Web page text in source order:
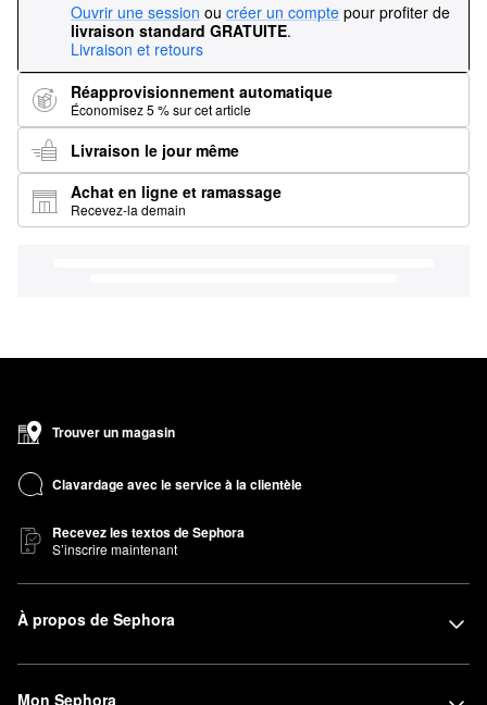
Ouvrir une session ou créer un compte pour profiter de
livraison standard GRATUITE.
Livraison et retours
Réapprovisionnement automatique
Économisez 5 % sur cet article
Livraison le jour même
Achat en ligne et ramassage
Recevez-la demain
Trouver un magasin
Clavardage avec le service à la clientèle
Recevez les textos de Sephora
S’inscrire maintenant
À propos de Sephora
Mon Sephora